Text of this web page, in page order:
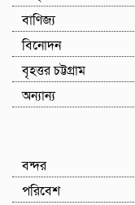
বাণিজ্য
বিনোদন
বৃহত্তর চট্টগ্রাম
অন্যান্য
বন্দর
পরিবেশ